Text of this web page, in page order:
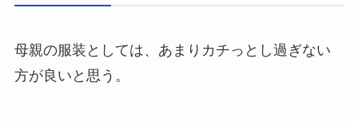
母親の服装としては、あまりカチっとし過ぎない
方が良いと思う。